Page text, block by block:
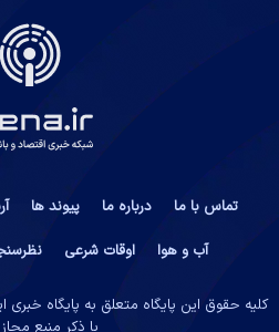
تماس با ما درباره ما پیوند ها
آب و هوا
اوقات شرعی
کلیه حقوق این پایگاه متعلق به پایگاه خبری
با ذکر منبع